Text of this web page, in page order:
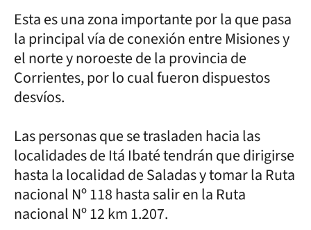
Esta es una zona importante por la que pasa
la principal vía de conexión entre Misiones y
el norte y noroeste de la provincia de
Corrientes, por lo cual fueron dispuestos
desvíos.
Las personas que se trasladen hacia las
localidades de Itá Ibaté tendrán que dirigirse
hasta la localidad de Saladas y tomar la Ruta
nacional Nº 118 hasta salir en la Ruta
nacional Nº 12 km 1.207.